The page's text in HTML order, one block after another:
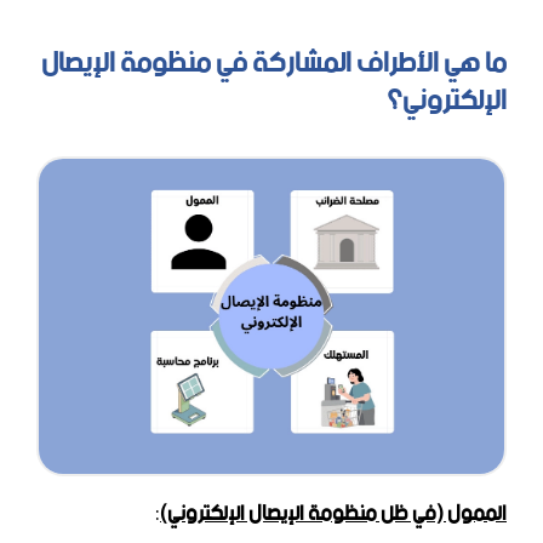
ما هي الأطراف المشاركة في منظومة الإيصال
الإلكتروني؟
الممول (في ظل منظومة الإيصال الإلكتروني):